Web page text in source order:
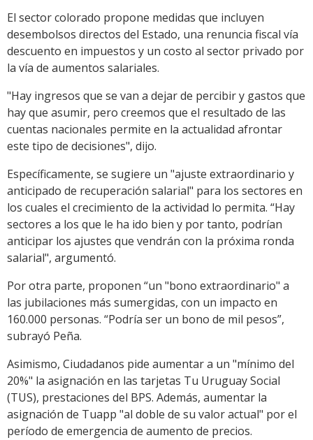
El sector colorado propone medidas que incluyen
desembolsos directos del Estado, una renuncia fiscal vía
descuento en impuestos y un costo al sector privado por
la vía de aumentos salariales.
"Hay ingresos que se van a dejar de percibir y gastos que
hay que asumir, pero creemos que el resultado de las
cuentas nacionales permite en la actualidad afrontar
este tipo de decisiones", dijo.
Específicamente, se sugiere un "ajuste extraordinario y
anticipado de recuperación salarial" para los sectores en
los cuales el crecimiento de la actividad lo permita. “Hay
sectores a los que le ha ido bien y por tanto, podrían
anticipar los ajustes que vendrán con la próxima ronda
salarial", argumentó.
Por otra parte, proponen “un "bono extraordinario" a
las jubilaciones más sumergidas, con un impacto en
160.000 personas. “Podría ser un bono de mil pesos”,
subrayó Peña.
Asimismo, Ciudadanos pide aumentar a un "mínimo del
20%" la asignación en las tarjetas Tu Uruguay Social
(TUS), prestaciones del BPS. Además, aumentar la
asignación de Tuapp "al doble de su valor actual" por el
período de emergencia de aumento de precios.